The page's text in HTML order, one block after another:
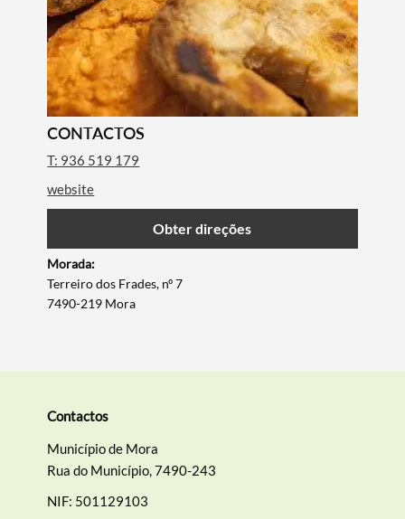
CONTACTOS
T: 936 519 179
website
Obter direções
Morada:
Terreiro dos Frades, nº 7
7490-219 Mora
Contactos
Município de Mora
Rua do Município, 7490-243
NIF: 501129103